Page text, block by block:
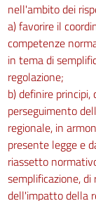
nell'ambito dei
a) favorire il
competenze
in tema di
regolazione;
b) definire
perseguimento
regionale, in
presente legge e
riassetto
semplificazione,
dell'impatto della